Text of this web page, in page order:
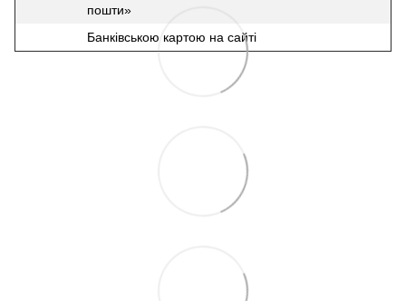
пошти»
Банківською картою на сайті